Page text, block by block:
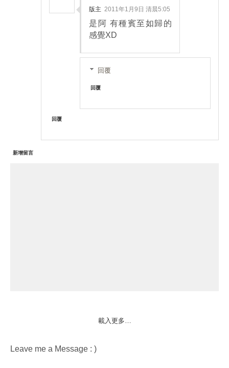
版主 2011年1月9日 清晨5:05
是阿 有種賓至如歸的
感覺XD
回覆
回覆
回覆
新增留言
載入更多…
Leave me a Message : )